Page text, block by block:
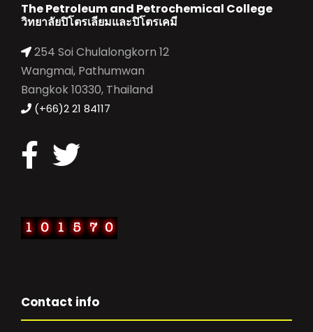
The Petroleum and Petrochemical College
วิทยาลัยปิโตรเลียมและปิโตรเคมี
254 Soi Chulalongkorn 12
Wangmai, Pathumwan
Bangkok 10330, Thailand
(+66)2 21 84117
Contact info